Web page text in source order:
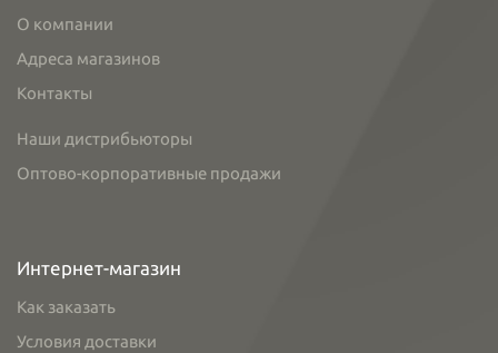
О компании
Адреса магазинов
Контакты
Наши дистрибьюторы
Оптово-корпоративные продажи
Интернет-магазин
Как заказать
Условия доставки